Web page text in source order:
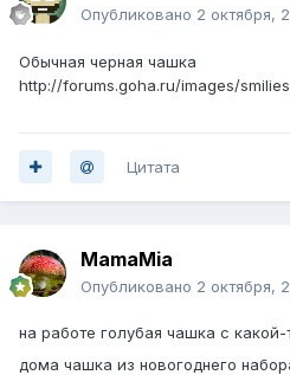
Опубликовано 2 октября,
Обычная черная чашка
http://forums.goha.ru/images/
Цитата
MamaMia
Опубликовано 2 октября,
на работе голубая чашка с
дома чашка из новогоднего